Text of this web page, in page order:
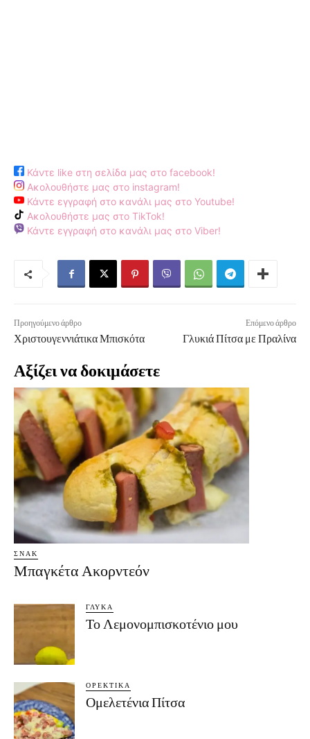
Κάντε like στη σελίδα μας στο facebook!
Ακολουθήστε μας στο instagram!
Κάντε εγγραφή στο κανάλι μας στο Youtube!
Ακολουθήστε μας στο TikTok!
Κάντε εγγραφή στο κανάλι μας στο Viber!
Προηγούμενο άρθρο
Χριστουγεννιάτικα Μπισκότα
Επόμενο άρθρο
Γλυκιά Πίτσα με Πραλίνα
Αξίζει να δοκιμάσετε
ΣΝΑΚ
Μπαγκέτα Ακορντεόν
ΓΛΥΚΆ
Το Λεμονομπισκοτένιο μου
ΟΡΕΚΤΙΚΆ
Ομελετένια Πίτσα